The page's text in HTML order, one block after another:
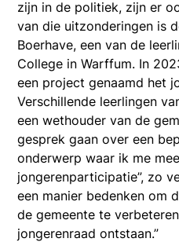
zijn in de politiek, zijn er
van die uitzonderingen is
Boerhave, een van de
College in Warffum. In
een project genaamd het
Verschillende leerlingen
een wethouder van de
gesprek gaan over een
onderwerp waar ik me
jongerenparticipatie”, zo
een manier bedenken om
de gemeente te
jongerenraad ontstaan.”